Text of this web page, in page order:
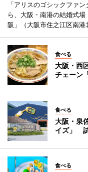
「アリスのゴシックファ
ら、大阪・南港の結婚式
阪」（大阪市住之江区南港
食べる
大阪・西
チェーン
食べる
大阪・泉
イズ」
食べる